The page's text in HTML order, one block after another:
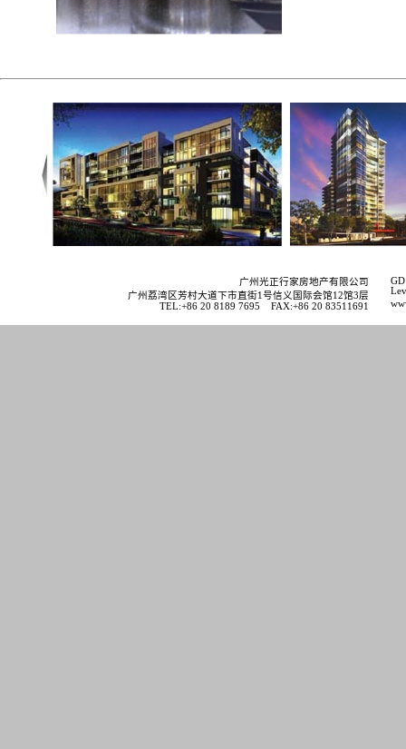
广州光正行家房地产有限公司
广州荔湾区芳村大道下市直街1号信义国际会馆12馆3层
TEL:+86 20 8189 7695 FAX:+86 20 83511691
GD